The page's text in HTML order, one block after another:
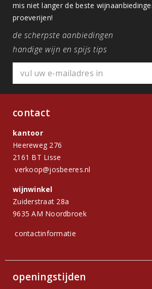
mis niet langer de beste
proeverijen!
de scherpste aanbiedingen
handige wijn en spijs tips
contact
kantoor
Heereweg 276
2161 BT Lisse
verkoop@josbeeres.nl
wijnwinkel
Zuiderstraat 28a
9635 AM Noordbroek
contactinformatie
openingstijden